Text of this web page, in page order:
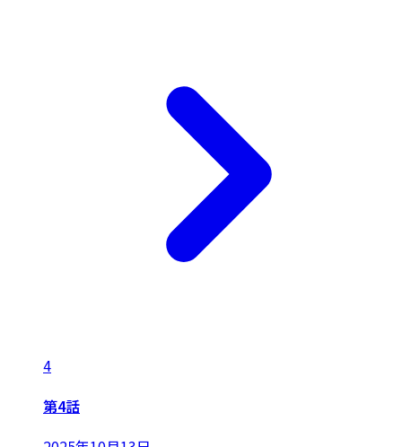
4
第4話